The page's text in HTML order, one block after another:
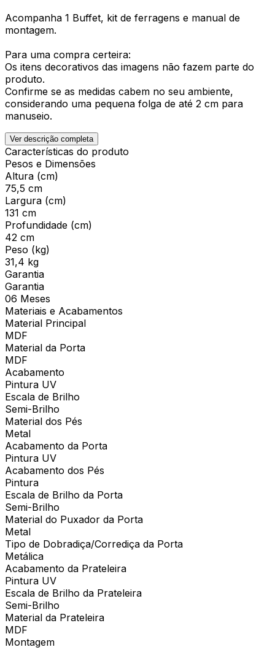
Acompanha 1 Buffet, kit de ferragens e manual de
montagem.
Para uma compra certeira:
Os itens decorativos das imagens não fazem parte do
produto.
Confirme se as medidas cabem no seu ambiente,
considerando uma pequena folga de até 2 cm para
manuseio.
Ver descrição completa
Características do produto
Pesos e Dimensões
Altura (cm)
75,5 cm
Largura (cm)
131 cm
Profundidade (cm)
42 cm
Peso (kg)
31,4 kg
Garantia
Garantia
06 Meses
Materiais e Acabamentos
Material Principal
MDF
Material da Porta
MDF
Acabamento
Pintura UV
Escala de Brilho
Semi-Brilho
Material dos Pés
Metal
Acabamento da Porta
Pintura UV
Acabamento dos Pés
Pintura
Escala de Brilho da Porta
Semi-Brilho
Material do Puxador da Porta
Metal
Tipo de Dobradiça/Corrediça da Porta
Metálica
Acabamento da Prateleira
Pintura UV
Escala de Brilho da Prateleira
Semi-Brilho
Material da Prateleira
MDF
Montagem